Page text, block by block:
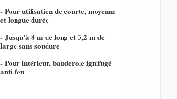
- Pour utilisation de courte, moyenne
et longue durée
- Jusqu'à 8 m de long et 3,2 m de
large sans soudure
- Pour intérieur, banderole ignifugé
anti feu